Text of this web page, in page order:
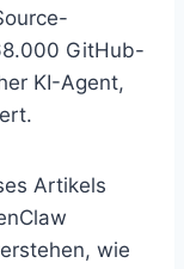
GitHub-
KI-Agent,
Artikels
wie